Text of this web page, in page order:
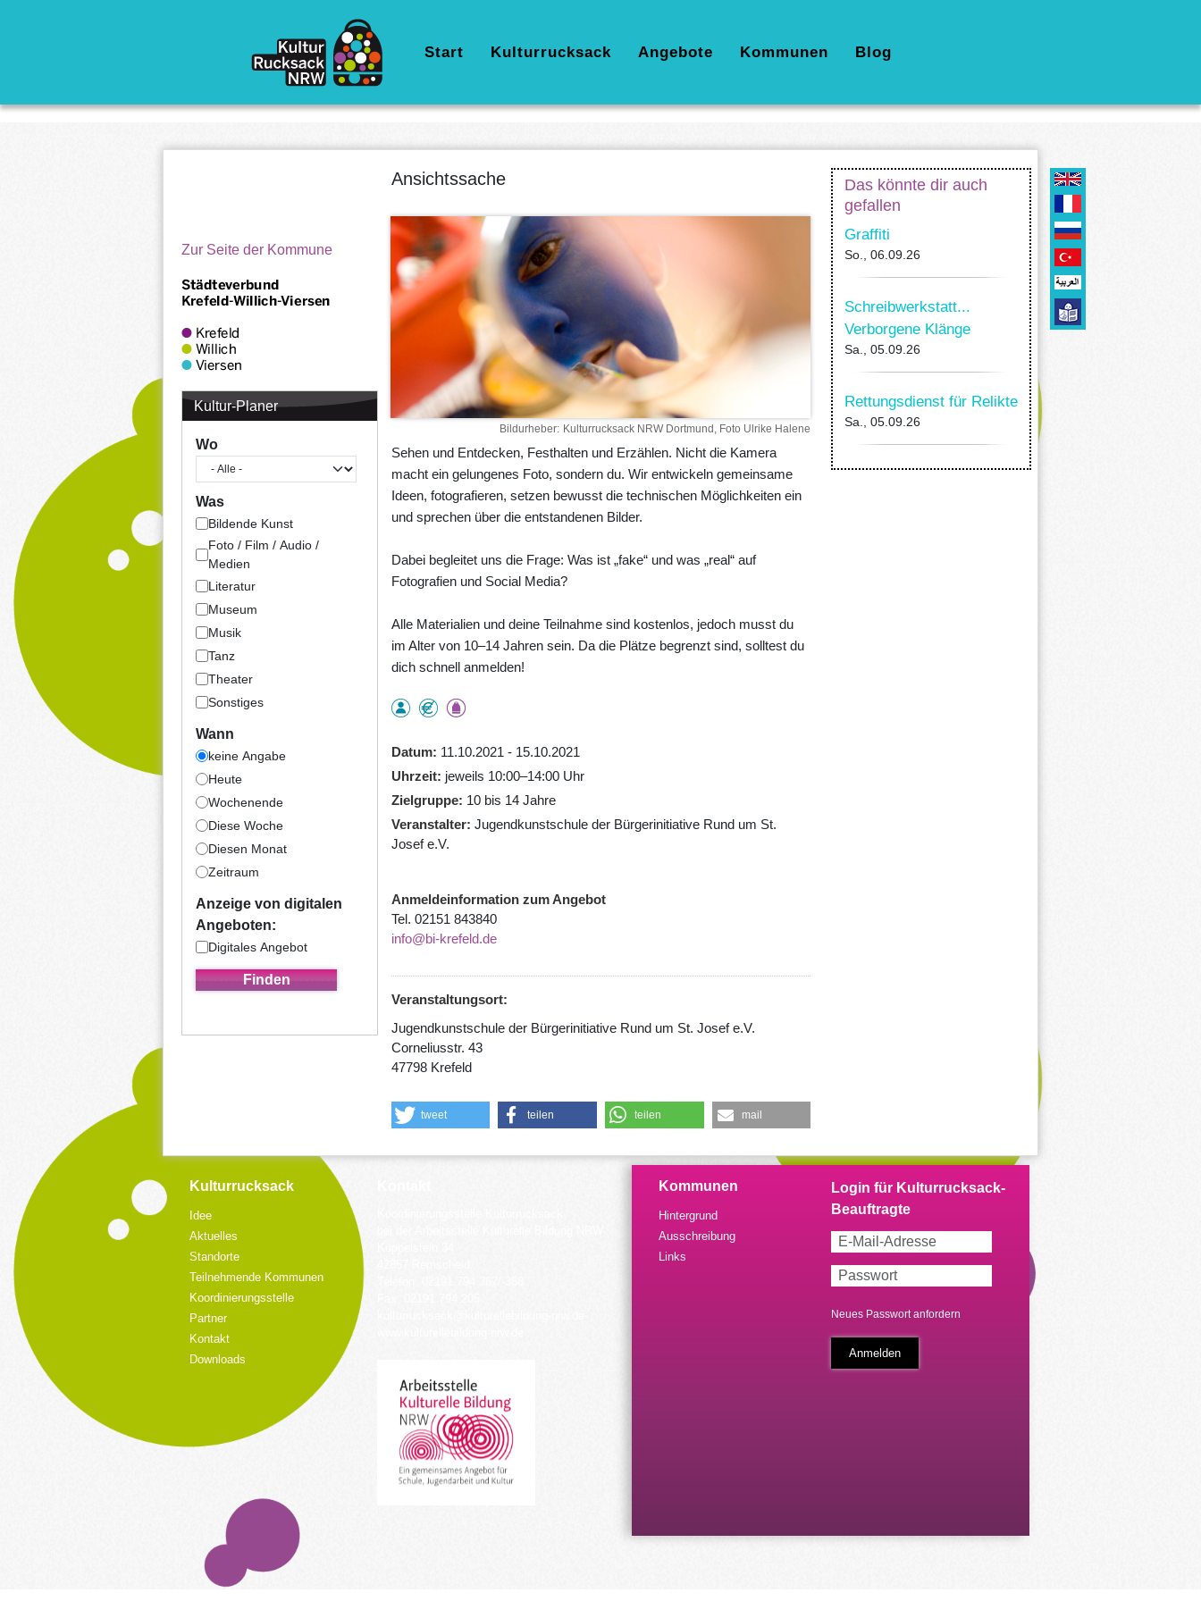
Hauptnavigation
Start Kulturrucksack Angebote Kommunen Blog
Zur Seite der Kommune
Kultur-Planer
Wo
Was
Bildende Kunst
Foto / Film / Audio /
Medien
Literatur
Museum
Musik
Tanz
Theater
Sonstiges
Wann
keine Angabe
Heute
Wochenende
Diese Woche
Diesen Monat
Zeitraum
Anzeige von digitalen
Angeboten:
Digitales Angebot
Ansichtssache
Bildurheber Kulturrucksack NRW Dortmund, Foto Ulrike Halene
Sehen und Entdecken, Festhalten und Erzählen. Nicht die Kamera
macht ein gelungenes Foto, sondern du. Wir entwickeln gemeinsame
Ideen, fotografieren, setzen bewusst die technischen Möglichkeiten ein
und sprechen über die entstandenen Bilder.
Dabei begleitet uns die Frage: Was ist „fake“ und was „real“ auf
Fotografien und Social Media?
Alle Materialien und deine Teilnahme sind kostenlos, jedoch musst du
im Alter von 10–14 Jahren sein. Da die Plätze begrenzt sind, solltest du
dich schnell anmelden!
Datum
11.10.2021 - 15.10.2021
Uhrzeit
jeweils 10:00–14:00 Uhr
Zielgruppe
10 bis 14 Jahre
Veranstalter Jugendkunstschule der Bürgerinitiative Rund um St.
Josef e.V.
Anmeldeinformation zum Angebot
Tel. 02151 843840
info@bi-krefeld.de
Veranstaltungsort:
Jugendkunstschule der Bürgerinitiative Rund um St. Josef e.V.
Corneliusstr. 43
47798 Krefeld
tweet teilen teilen mail
Das könnte dir auch
gefallen
Graffiti
So., 06.09.26
Schreibwerkstatt...
Verborgene Klänge
Sa., 05.09.26
Rettungsdienst für Relikte
Sa., 05.09.26
Kulturrucksack
Idee
Aktuelles
Standorte
Teilnehmende Kommunen
Koordinierungsstelle
Partner
Kontakt
Downloads
Kommunen
Hintergrund
Ausschreibung
Links
Neues Passwort anfordern